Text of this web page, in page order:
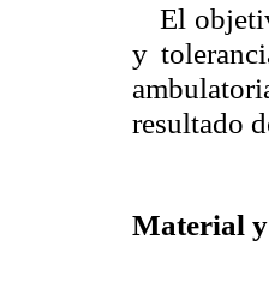
El
y
resultado
Material